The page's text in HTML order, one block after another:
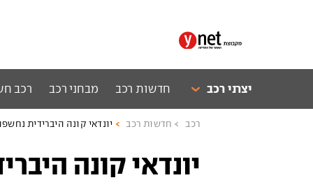
יצרני רכב חדשות רכב מבחני רכב רכב
רכב חדשות רכב יונדאי קונה היברידית
יונדאי קונה